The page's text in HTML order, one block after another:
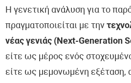
Η γενετική ανάλυση για το
πραγματοποιείται με την
νέας γενιάς (Next-Generation
είτε ως μέρος ενός
είτε ως μεμονωμένη εξέταση,